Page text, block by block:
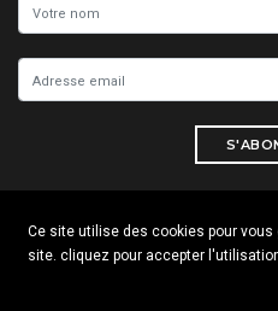
Ce site utilise des cookies pour
site. cliquez pour accepter
Copyright © 2026 Tous